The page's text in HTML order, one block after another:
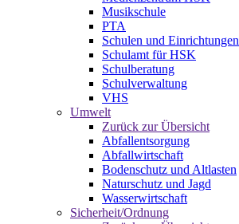
Musikschule
PTA
Schulen und Einrichtungen
Schulamt für HSK
Schulberatung
Schulverwaltung
VHS
Umwelt
Zurück zur Übersicht
Abfallentsorgung
Abfallwirtschaft
Bodenschutz und Altlasten
Naturschutz und Jagd
Wasserwirtschaft
Sicherheit/Ordnung